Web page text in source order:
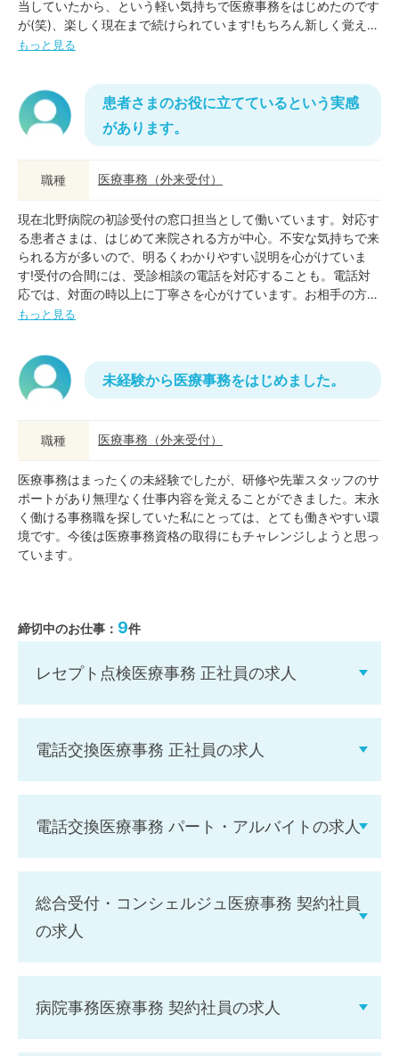
当していたから、という軽い気持ちで医療事務をはじめたのです
が(笑)、楽しく現在まで続けられています!もちろん新しく覚える
ことはありますが、前職の接客やレジの経験も充分に活かせてい
もっと見る
患者さまのお役に立てているという実感
があります。
職種 医療事務 （外来受付）
現在北野病院の初診受付の窓口担当として働いています。対応す
る患者さまは、はじめて来院される方が中心。不安な気持ちで来
られる方が多いので、明るくわかりやすい説明を心がけていま
す!受付の合間には、受診相談の電話を対応することも。電話対
応では、対面の時以上に丁寧さを心がけています。お相手の方
に、「ありがとう」「分かりやすいね」と言っていただくことが
もっと見る
未経験から医療事務をはじめました。
職種 医療事務 （外来受付）
医療事務はまったくの未経験でしたが、研修や先輩スタッフのサ
ポートがあり無理なく仕事内容を覚えることができました。末永
く働ける事務職を探していた私にとっては、とても働きやすい環
境です。今後は医療事務資格の取得にもチャレンジしようと思っ
ています。
締切中のお仕事： 9件
レセプト点検医療事務 正社員の求人
電話交換医療事務 正社員の求人
電話交換医療事務 パート・アルバイトの求人
総合受付・コンシェルジュ医療事務 契約社員
の求人
病院事務医療事務 契約社員の求人